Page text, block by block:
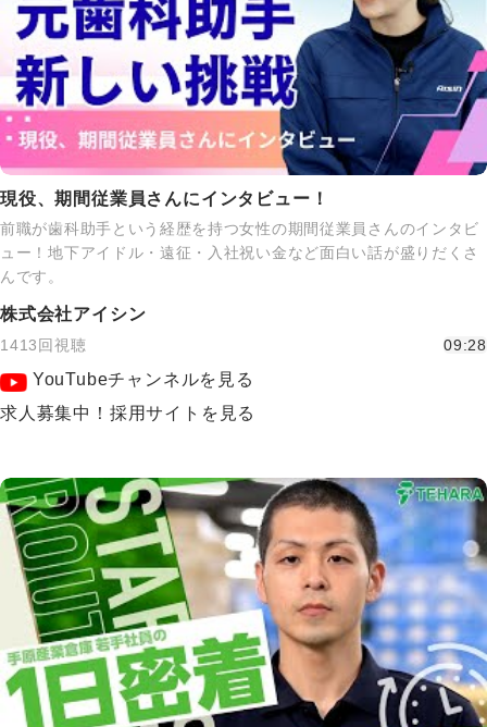
現役、期間従業員さんにインタビュー！
前職が歯科助手という経歴を持つ女性の期間従業員さんのインタビ
ュー！地下アイドル・遠征・入社祝い金など面白い話が盛りだくさ
んです。
株式会社アイシン
1413回視聴 09:28
YouTubeチャンネルを見る
求人募集中！採用サイトを見る